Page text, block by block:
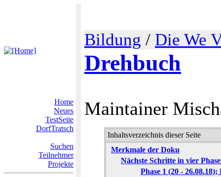
Bildung / Die We
Drehbuch
Home
Neues
TestSeite
DorfTratsch
Suchen
Teilnehmer
Projekte
Maintainer
Inhaltsverzeichnis dieser Seite
Merkmale der Doku
Nächste Schritte in vier
Phase 1 (20 -